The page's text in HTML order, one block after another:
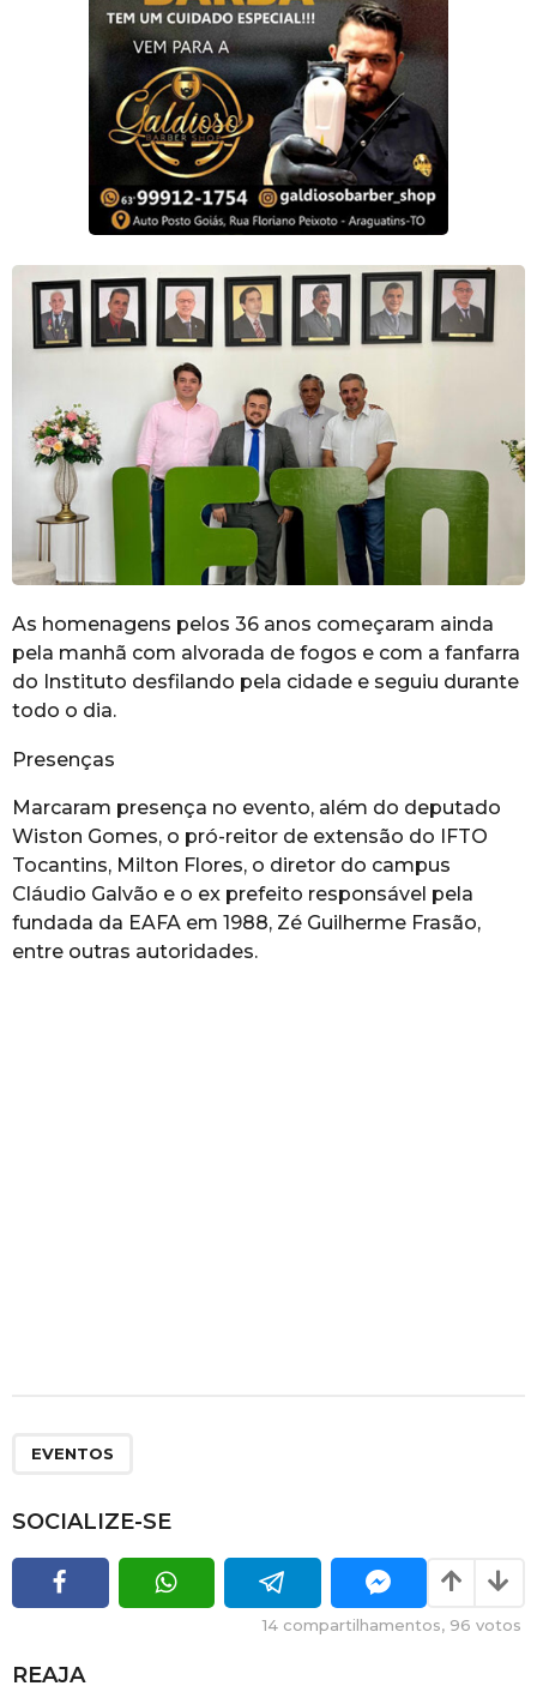
As homenagens pelos 36 anos começaram ainda
pela manhã com alvorada de fogos e com a fanfarra
do Instituto desfilando pela cidade e seguiu durante
todo o dia.
Presenças
Marcaram presença no evento, além do deputado
Wiston Gomes, o pró-reitor de extensão do IFTO
Tocantins, Milton Flores, o diretor do campus
Cláudio Galvão e o ex prefeito responsável pela
fundada da EAFA em 1988, Zé Guilherme Frasão,
entre outras autoridades.
EVENTOS
SOCIALIZE-SE
14 compartilhamentos, 96 votos
REAJA